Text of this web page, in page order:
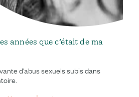
années que c’était de ma
d'abus sexuels subis dans